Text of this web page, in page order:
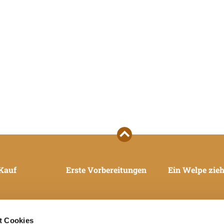
Cookies
Erste Vorbereitungen Ein Welpe